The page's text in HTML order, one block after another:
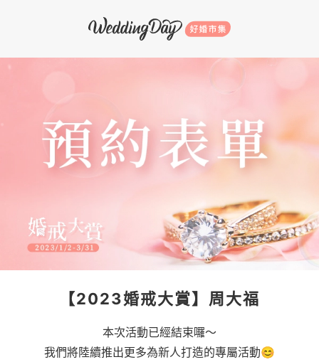
【2023婚戒大賞】周大福
本次活動已經結束囉～
我們將陸續推出更多為新人打造的專屬活動😊